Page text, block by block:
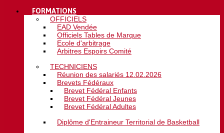
FORMATIONS
OFFICIELS
EAD Vendée
Officiels Tables de Marque
Ecole d'arbitrage
Arbitres Espoirs Comité
TECHNICIENS
Réunion des salariés 12.02.2026
Brevets Fédéraux
Brevet Fédéral Enfants
Brevet Fédéral Jeunes
Brevet Fédéral Adultes
Diplôme d'Entraineur Territorial de Basketball